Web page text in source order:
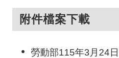
附件檔案下載
勞動部115年3月24